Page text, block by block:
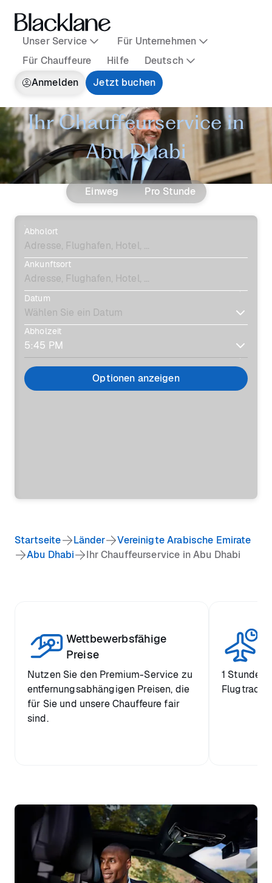
Unser Service
Für Unternehmen
Für Chauffeure
Hilfe
Deutsch
Anmelden
Jetzt buchen
Ihr Chauffeurservice in
Abu Dhabi
Einweg Pro Stunde
Abholort
Ankunftsort
Datum
Abholzeit
Optionen anzeigen
Startseite Länder
Vereinigte Arabische Emirate
Abu Dhabi
Ihr Chauffeurservice in Abu Dhabi
Wettbewerbsfähige
Preise
Nutzen Sie den Premium-Service zu
entfernungsabhängigen Preisen, die
für Sie und unsere Chauffeure fair
sind.
1 Stunde